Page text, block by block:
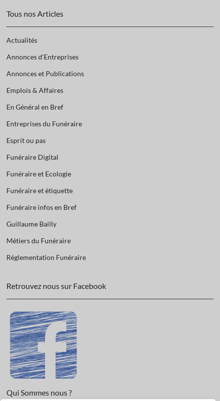
Tous nos Articles
Actualités
Annonces d'Entreprises
Annonces et Publications
Emplois & Affaires
En Général en Bref
Entreprises du Funéraire
Esprit ou pas
Funéraire Digital
Funéraire et Ecologie
Funéraire et étiquette
Funéraire infos en Bref
Guillaume Bailly
Métiers du Funéraire
Réglementation Funéraire
Retrouvez nous sur Facebook
Qui Sommes nous ?